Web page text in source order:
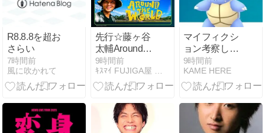
R8.8.8を超お
さらい
7時間前
風に吹かれて
先行☆藤ヶ谷
太輔Around
The World ダ
イジェスト
9時間前
ｷｽﾏｲ FUJIGA屋 藤ヶ谷太輔観察ブログ
マイフィクシ
ョン考察して
みた
9時間前
KAME HERE